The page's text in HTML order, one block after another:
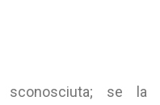
sconosciuta; se la